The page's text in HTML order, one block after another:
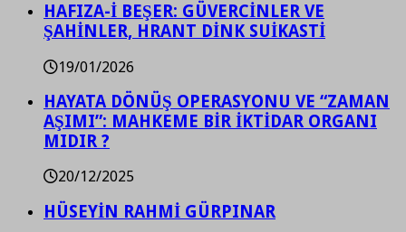
HAFIZA-İ BEŞER: GÜVERCİNLER VE
ŞAHİNLER, HRANT DİNK SUİKASTİ
19/01/2026
HAYATA DÖNÜŞ OPERASYONU VE “ZAMAN
AŞIMI”: MAHKEME BİR İKTİDAR ORGANI
MIDIR ?
20/12/2025
HÜSEYİN RAHMİ GÜRPINAR